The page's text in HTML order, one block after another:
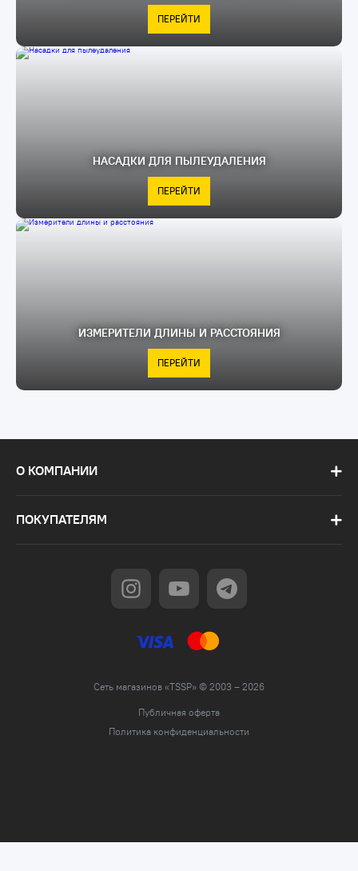
ПЕРЕЙТИ
НАСАДКИ ДЛЯ ПЫЛЕУДАЛЕНИЯ
ПЕРЕЙТИ
ИЗМЕРИТЕЛИ ДЛИНЫ И РАССТОЯНИЯ
ПЕРЕЙТИ
О КОМПАНИИ
ПОКУПАТЕЛЯМ
Сеть магазинов «TSSP» © 2003 – 2026
Публичная оферта
Политика конфиденциальности